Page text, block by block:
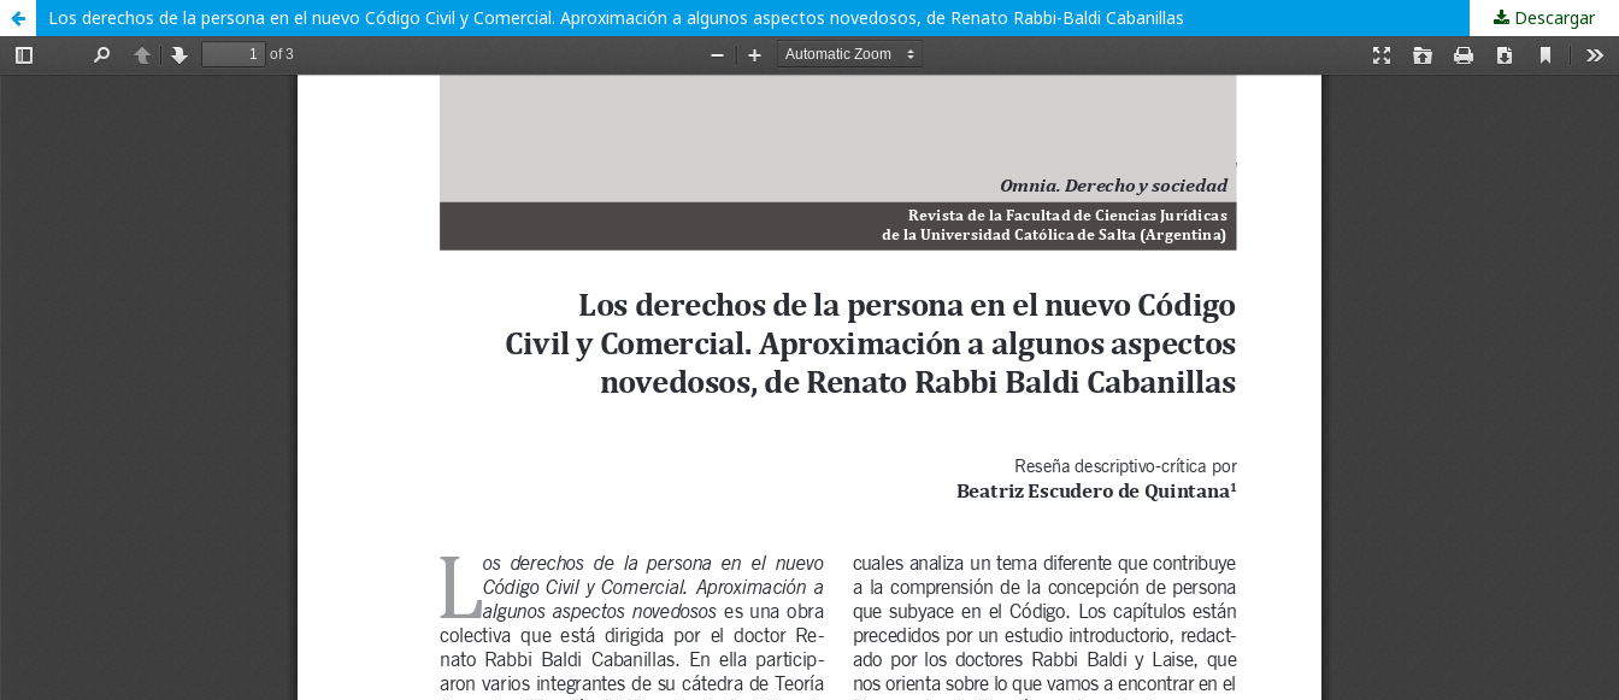
Los derechos de la persona en el nuevo Código Civil y Comercial. Aproximación a algunos aspectos novedosos, de Renato Rabbi-Baldi Cabanillas Descargar